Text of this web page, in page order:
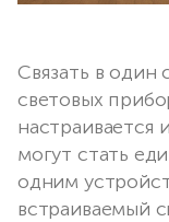
Связать в один
световых
настраивается
могут стать
одним
встраиваемый